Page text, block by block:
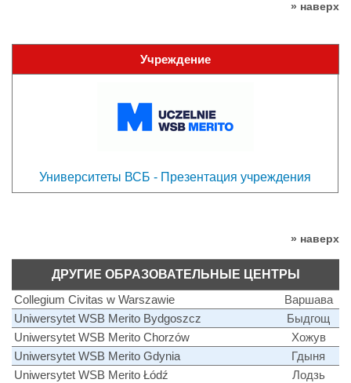
» наверх
Учреждение
Университеты ВСБ - Презентация учреждения
» наверх
ДРУГИЕ ОБРАЗОВАТЕЛЬНЫЕ ЦЕНТРЫ
Collegium Civitas w Warszawie
Варшава
Uniwersytet WSB Merito Bydgoszcz
Быдгощ
Uniwersytet WSB Merito Chorzów
Хожув
Uniwersytet WSB Merito Gdynia
Гдыня
Uniwersytet WSB Merito Łódź
Лодзь